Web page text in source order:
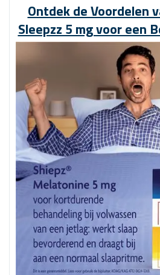
Ontdek de Voordelen
Sleepzz 5 mg voor een